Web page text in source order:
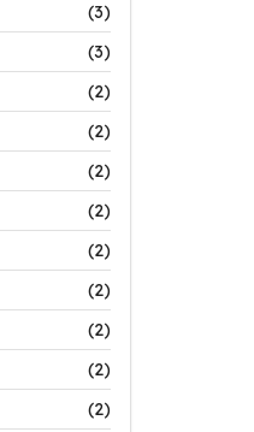
(3)
(3)
(2)
(2)
(2)
(2)
(2)
(2)
(2)
(2)
(2)